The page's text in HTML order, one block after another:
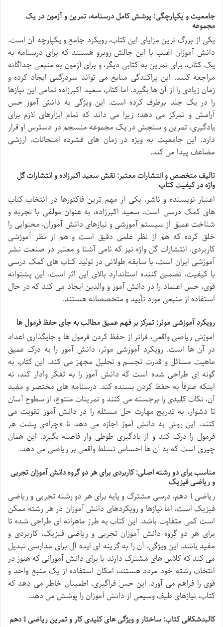
جامعیت و یکپارچگی: پوشش کامل درسنامه، تمرین و آزمون در یک
مجموعه
یکی از بزرگ ترین مزایای این کتاب، رویکرد جامع و یکپارچه آن است.
دانش آموزان اغلب با این چالش روبرو هستند که برای درسنامه به
یک کتاب، برای تمرین به کتابی دیگر، و برای آزمون به منبعی جداگانه
مراجعه کنند. این پراکندگی منابع می تواند سردرگمی ایجاد کرده و
زمان زیادی را از آن ها بگیرد. اما کتاب سعید اکبرزاده تمامی این نیازها
را در یک جلد برطرف کرده است. این ویژگی به دانش آموز حس
آرامش و تمرکز می دهد؛ زیرا می داند که تمام ابزارهای لازم برای
یادگیری، تمرین و سنجش در یک مجموعه منسجم در دسترس او قرار
دارد. این جامعیت به ویژه در زمان های فشرده امتحانات، ارزشی
مضاعف پیدا می کند.
تالیف متخصص و انتشارات معتبر: نقش سعید اکبرزاده و انتشارات گل
واژه در کیفیت کتاب
اعتبار نویسنده و ناشر، یکی از مهم ترین فاکتورها در انتخاب کتاب
های کمک درسی است. سعید اکبرزاده، به عنوان مولفی با تجربه و
شناخت عمیق از سیستم آموزشی و نیازهای دانش آموزان، محتوایی را
خلق کرده که هم از نظر علمی دقیق است و هم از نظر آموزشی
کاربردی. انتشارات گل واژه نیز که نامی آشنا و معتبر در صنعت نشر
آموزشی ایران است، با سابقه طولانی در تولید کتاب های کمک درسی
با کیفیت، تضمین کننده استاندارد بالای این اثر است. این پشتوانه
قوی، حس اعتماد را در دانش آموز و والدین ایجاد می کند که در حال
استفاده از منبعی مورد تأیید و متخصصانه هستند.
رویکرد آموزشی موثر: تمرکز بر فهم عمیق مطالب به جای حفظ فرمول ها
آموزش ریاضی واقعی، فراتر از حفظ کردن فرمول ها و جایگذاری اعداد
در آن ها است. رویکرد آموزشی موثر، دانش آموز را به درک عمیق
ماهیت مسائل و قدرت تجسم و تحلیل مجهز می کند. این کتاب به
گونه ای طراحی شده است که دانش آموز را به تفکر وادار کند، نه
اینکه صرفاً به حفظ کردن بسنده کند. درسنامه های مختصر و مفید
آن، نکات کلیدی را برجسته می کنند و تمرینات متنوع، از سطوح آسان
تا دشوار، به تدریج مهارت حل مسئله را در دانش آموز تقویت می
کنند. این روش به دانش آموز اجازه می دهد تا «چرا»ی پشت هر
فرمول را درک کند و از یادگیری طوطی وار فاصله بگیرد. این همان
چیزی است که به آن ها احساس تسلط واقعی بر ریاضی می دهد.
مناسب برای دو رشته اصلی: کاربردی برای هر دو گروه دانش آموزان تجربی
و ریاضی فیزیک
ریاضی 1 دهم، درسی مشترک و پایه برای هر دو رشته تجربی و ریاضی
فیزیک است، اما نیازها و رویکردهای دانش آموزان در هر رشته ممکن
است کمی متفاوت باشد. این کتاب به طرز ماهرانه ای طراحی شده تا
برای هر دو گروه دانش آموزان تجربی و ریاضی فیزیک، کاربردی و
مفید باشد. این ویژگی، آن را به گزینه ای ایده آل برای مدارسی تبدیل
می کند که کلاس های مشترک دارند یا برای دانش آموزانی که هنوز در
انتخاب رشته خود مردد هستند، امکان استفاده از یک منبع واحد و
قوی را فراهم می آورد. این حس فراگیری، اطمینان خاطر می دهد که
کتاب، نیازهای طیف وسیعی از دانش آموزان را پوشش می دهد.
کالبدشکافی کتاب: ساختار و ویژگی های کلیدی کار و تمرین ریاضی 1 دهم